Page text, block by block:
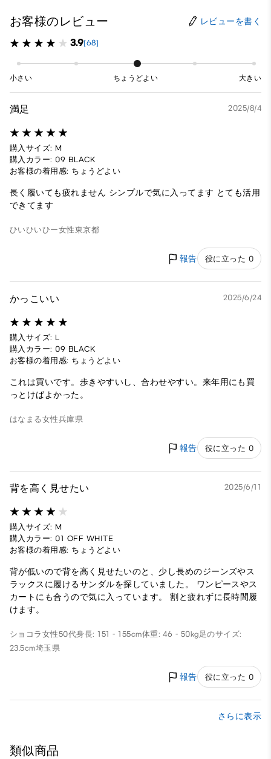
お客様のレビュー レビューを書く
3.9(68)
小さい ちょうどよい 大きい
満足 2025/8/4
購入サイズ: M
購入カラー: 09 BLACK
お客様の着用感: ちょうどよい
長く履いても疲れません シンプルで気に入ってます とても活用
できてます
ひいひいひー女性東京都
報告 役に立った 0
かっこいい 2025/6/24
購入サイズ: L
購入カラー: 09 BLACK
お客様の着用感: ちょうどよい
これは買いです。歩きやすいし、合わせやすい。来年用にも買
っとけばよかった。
はなまる女性兵庫県
報告 役に立った 0
背を高く見せたい 2025/6/11
購入サイズ: M
購入カラー: 01 OFF WHITE
お客様の着用感: ちょうどよい
背が低いので背を高く見せたいのと、少し長めのジーンズやス
ラックスに履けるサンダルを探していました。 ワンピースやス
カートにも合うので気に入っています。 割と疲れずに長時間履
けます。
ショコラ 女性50代身長: 151 - 155cm体重: 46 - 50kg足のサイズ:
23.5cm埼玉県
報告 役に立った 0
さらに表示
類似商品